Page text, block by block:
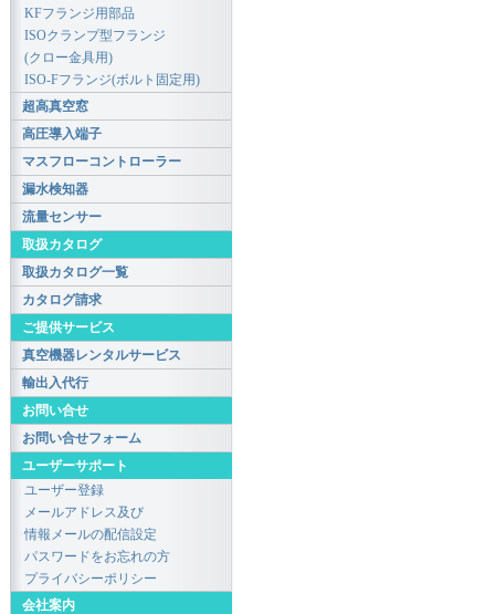
KFフランジ用部品
ISOクランプ型フランジ
(クロー金具用)
ISO-Fフランジ(ボルト固定用)
超高真空窓
高圧導入端子
マスフローコントローラー
漏水検知器
流量センサー
取扱カタログ
取扱カタログ一覧
カタログ請求
ご提供サービス
真空機器レンタルサービス
輸出入代行
お問い合せ
お問い合せフォーム
ユーザーサポート
ユーザー登録
メールアドレス及び
情報メールの配信設定
パスワードをお忘れの方
プライバシーポリシー
会社案内